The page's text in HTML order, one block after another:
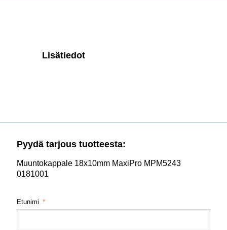
Lisätiedot
Pyydä tarjous tuotteesta:
Muuntokappale 18x10mm MaxiPro MPM5243
0181001
Etunimi